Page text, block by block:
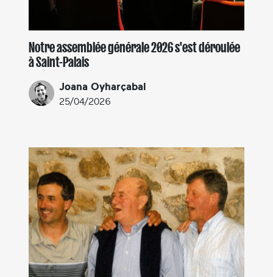
Notre assemblée générale 2026 s'est déroulée
à Saint-Palais
Joana Oyharçabal
25/04/2026